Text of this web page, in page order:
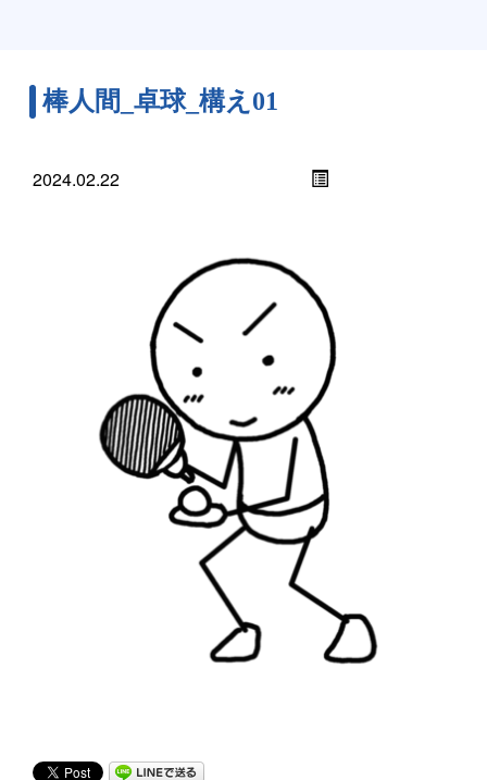
棒人間_卓球_構え01
2024.02.22